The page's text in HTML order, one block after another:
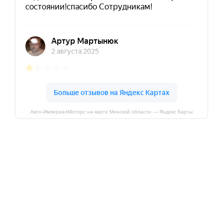
Авто-ИмпериалМоторс на карте Минской области — Яндекс Карты